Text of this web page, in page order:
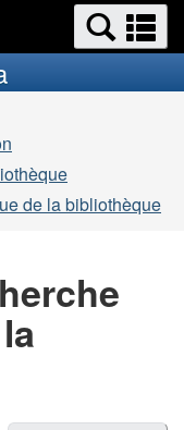
et
de la bibliothèque